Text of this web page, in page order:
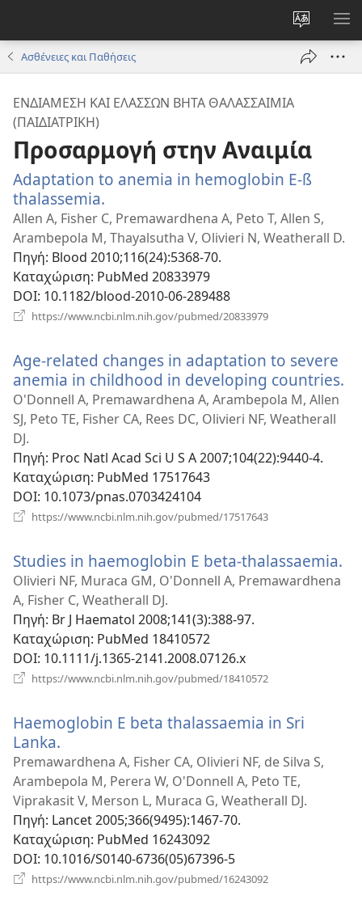
Αλλαγή
γλώσσας
Ασθένειες και Παθήσεις
ΕΝΔΙΆΜΕΣΗ ΚΑΙ ΕΛΆΣΣΩΝ ΒΉΤΑ ΘΑΛΑΣΣΑΙΜΊΑ
(ΠΑΙΔΙΑΤΡΙΚΉ)
Προσαρμογή στην Αναιμία
Adaptation to anemia in hemoglobin E-ß
thalassemia.
νέο
παράθυρο)
Allen A, Fisher C, Premawardhena A, Peto T, Allen S,
Arambepola M, Thayalsutha V, Olivieri N, Weatherall D.
Πηγή‎: Blood 2010;116(24):5368-70.
Καταχώριση‎: PubMed 20833979
DOI‎: 10.1182/blood-2010-06-289488
https://www.ncbi.nlm.nih.gov/pubmed/20833979
Age-related changes in adaptation to severe
anemia in childhood in developing countries.
O'Donnell A, Premawardhena A, Arambepola M, Allen
SJ, Peto TE, Fisher CA, Rees DC, Olivieri NF, Weatherall
DJ.
Πηγή‎: Proc Natl Acad Sci U S A 2007;104(22):9440-4.
Καταχώριση‎: PubMed 17517643
DOI‎: 10.1073/pnas.0703424104
https://www.ncbi.nlm.nih.gov/pubmed/17517643
Studies in haemoglobin E beta-thalassaemia.
Olivieri NF, Muraca GM, O'Donnell A, Premawardhena
A, Fisher C, Weatherall DJ.
Πηγή‎: Br J Haematol 2008;141(3):388-97.
Καταχώριση‎: PubMed 18410572
DOI‎: 10.1111/j.1365-2141.2008.07126.x
https://www.ncbi.nlm.nih.gov/pubmed/18410572
Haemoglobin E beta thalassaemia in Sri
Lanka.
νέο
παράθυρο)
Premawardhena A, Fisher CA, Olivieri NF, de Silva S,
Arambepola M, Perera W, O'Donnell A, Peto TE,
Viprakasit V, Merson L, Muraca G, Weatherall DJ.
Πηγή‎: Lancet 2005;366(9495):1467-70.
Καταχώριση‎: PubMed 16243092
DOI‎: 10.1016/S0140-6736(05)67396-5
https://www.ncbi.nlm.nih.gov/pubmed/16243092